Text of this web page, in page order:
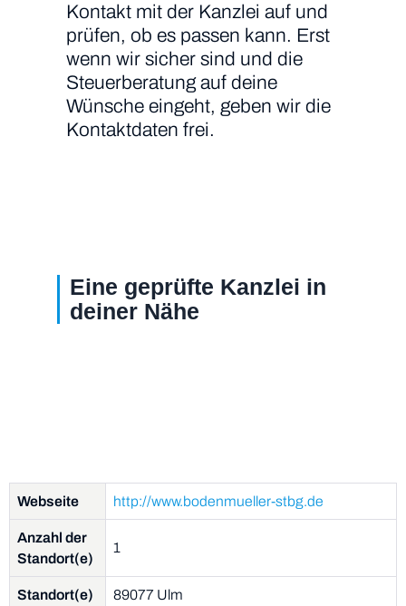
Kontakt mit der Kanzlei auf und
prüfen, ob es passen kann. Erst
wenn wir sicher sind und die
Steuerberatung auf deine
Wünsche eingeht, geben wir die
Kontaktdaten frei.
Eine geprüfte Kanzlei in
deiner Nähe
Webseite http://www.bodenmueller-stbg.de
Anzahl der
Standort(e)
1
Standort(e) 89077 Ulm